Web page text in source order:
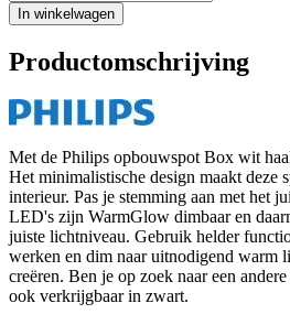
In winkelwagen
Productomschrijving
Met de Philips opbouwspot Box wit
Het minimalistische design maakt deze
interieur. Pas je stemming aan met het
LED's zijn WarmGlow dimbaar en
juiste lichtniveau. Gebruik helder
werken en dim naar uitnodigend warm
creëren. Ben je op zoek naar een
ook verkrijgbaar in zwart.